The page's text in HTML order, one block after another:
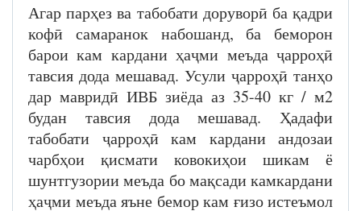
Агар парҳез ва табобати доруворӣ ба қадри
кофӣ самаранок набошанд, ба беморон
барои кам кардани ҳаҷми меъда ҷарроҳӣ
тавсия дода мешавад. Усули ҷарроҳӣ танҳо
дар мавридӣ ИВБ зиёда аз 35-40 кг / м2
будан тавсия дода мешавад. Ҳадафи
табобати ҷарроҳӣ кам кардани андозаи
чарбҳои қисмати ковокиҳои шикам ё
шунтгузории меъда бо мақсади камкардани
ҳаҷми меъда яъне бемор кам ғизо истеъмол